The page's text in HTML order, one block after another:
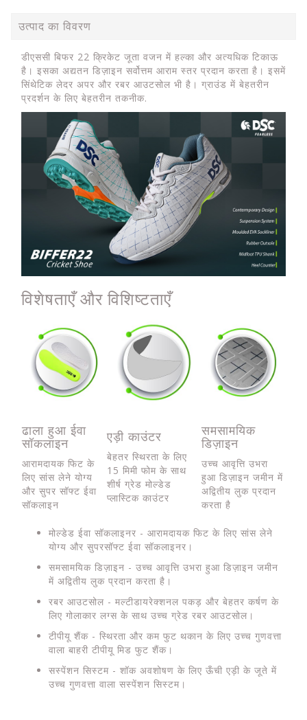
उत्पाद का विवरण
डीएससी बिफर 22 क्रिकेट जूता वजन में हल्का और अत्यधिक टिकाऊ
है। इसका अद्यतन डिज़ाइन सर्वोत्तम आराम स्तर प्रदान करता है। इसमें
सिंथेटिक लेदर अपर और रबर आउटसोल भी है। ग्राउंड में बेहतरीन
प्रदर्शन के लिए बेहतरीन तकनीक.
विशेषताएँ और विशिष्टताएँ
ढाला हुआ ईवा
सॉकलाइन
आरामदायक फिट के
लिए सांस लेने योग्य
और सुपर सॉफ्ट ईवा
सॉकलाइन
एड़ी काउंटर
बेहतर स्थिरता के लिए
15 मिमी फोम के साथ
शीर्ष ग्रेड मोल्डेड
प्लास्टिक काउंटर
समसामयिक
डिज़ाइन
उच्च आवृत्ति उभरा
हुआ डिज़ाइन जमीन में
अद्वितीय लुक प्रदान
करता है
मोल्डेड ईवा सॉकलाइनर - आरामदायक फिट के लिए सांस लेने
योग्य और सुपरसॉफ्ट ईवा सॉकलाइनर।
समसामयिक डिज़ाइन - उच्च आवृत्ति उभरा हुआ डिज़ाइन जमीन
में अद्वितीय लुक प्रदान करता है।
रबर आउटसोल - मल्टीडायरेक्शनल पकड़ और बेहतर कर्षण के
लिए गोलाकार लग्स के साथ उच्च ग्रेड रबर आउटसोल।
टीपीयू शैंक - स्थिरता और कम फुट थकान के लिए उच्च गुणवत्ता
वाला बाहरी टीपीयू मिड फुट शैंक।
सस्पेंशन सिस्टम - शॉक अवशोषण के लिए ऊँची एड़ी के जूते में
उच्च गुणवत्ता वाला सस्पेंशन सिस्टम।